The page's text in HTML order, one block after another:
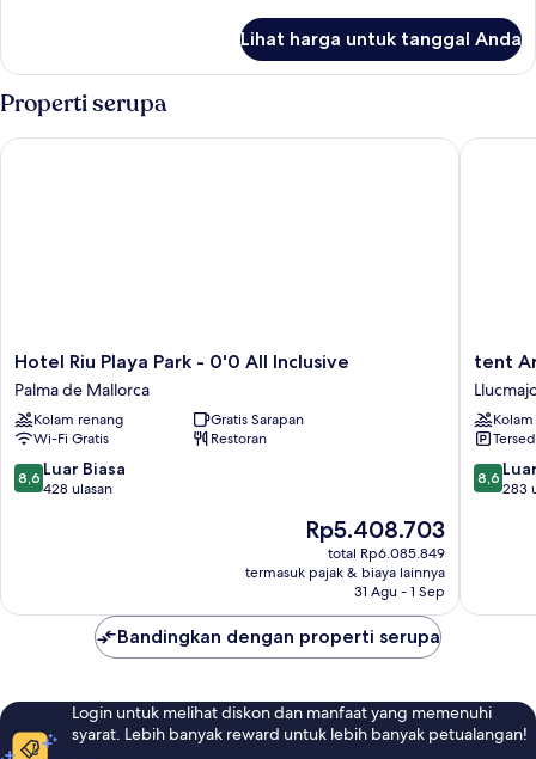
Kamar
Lihat harga untuk tanggal Anda
Properti serupa
Hotel
Riu
Playa
Park
-
0'0
All
Hotel Riu Playa Park - 0'0 All Inclusive
Palma de Mallorca
Kolam renang
Gratis Sarapan
Wi-Fi Gratis
Restoran
8.6
dari
8,6 Luar Biasa
428 ulasan
Harga
sekarang
Rp5.408.703
Rp5.408.703
total Rp6.085.849
termasuk pajak & biaya lainnya
31 Agu - 1 Sep
Hotel Riu Playa Park - 0'0 All Inclusive
tent
Arenal
tent
8.6
dari
8,6
283
tent
Bandingkan dengan properti serupa
Login untuk melihat diskon dan manfaat yang memenuhi
syarat. Lebih banyak reward untuk lebih banyak petualangan!